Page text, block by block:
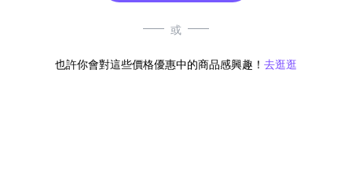
或
也許你會對這些價格優惠中的商品感興趣！ 去逛逛